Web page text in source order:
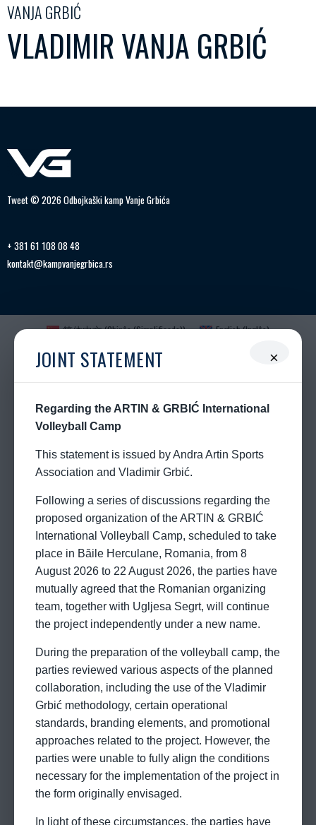
VANJA GRBIĆ
VLADIMIR VANJA GRBIĆ
Tweet © 2026 Odbojkaški kamp Vanje Grbića
+ 381 61 108 08 48
kontakt@kampvanjegrbica.rs
×
JOINT STATEMENT
Regarding the ARTIN & GRBIĆ International
Volleyball Camp
This statement is issued by Andra Artin Sports
Association and Vladimir Grbić.
Following a series of discussions regarding the
proposed organization of the ARTIN & GRBIĆ
International Volleyball Camp, scheduled to take
place in Băile Herculane, Romania, from 8
August 2026 to 22 August 2026, the parties have
mutually agreed that the Romanian organizing
team, together with Ugljesa Segrt, will continue
the project independently under a new name.
During the preparation of the volleyball camp, the
parties reviewed various aspects of the planned
collaboration, including the use of the Vladimir
Grbić methodology, certain operational
standards, branding elements, and promotional
approaches related to the project. However, the
parties were unable to fully align the conditions
necessary for the implementation of the project in
the form originally envisaged.
In light of these circumstances, the parties have
简体中文(Chinês (Simplificado)) English(Inglês)
Magyar( Húngaro) Italiano Japonês)
Русский( Russo српски (Sérvio) Español Espanhol